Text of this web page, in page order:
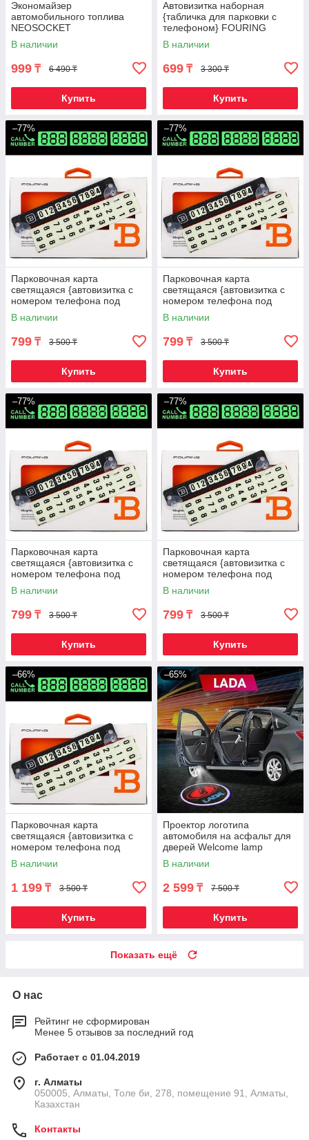
Экономайзер
автомобильного топлива
NEOSOCKET
В наличии
999 ₸ 6 490 ₸
Купить
Автовизитка наборная
{табличка для парковки с
телефоном} FOURING
DA658
В наличии
699 ₸ 3 300 ₸
Купить
–77%
Парковочная карта
светящаяся {автовизитка с
номером телефона под
стекло} FOURING B
(Красный)
В наличии
799 ₸ 3 500 ₸
Купить
–77%
Парковочная карта
светящаяся {автовизитка с
номером телефона под
стекло} FOURING B
(Серебряный)
В наличии
799 ₸ 3 500 ₸
Купить
–77%
Парковочная карта
светящаяся {автовизитка с
номером телефона под
стекло} FOURING B
(Золотая)
В наличии
799 ₸ 3 500 ₸
Купить
–77%
Парковочная карта
светящаяся {автовизитка с
номером телефона под
стекло} FOURING B
(Зеленый)
В наличии
799 ₸ 3 500 ₸
Купить
–66%
Парковочная карта
светящаяся {автовизитка с
номером телефона под
стекло} FOURING B (Синий)
В наличии
1 199 ₸ 3 500 ₸
Купить
–65%
Проектор логотипа
автомобиля на асфальт для
дверей Welcome lamp
{беспроводной комплект из
2шт.} (LADA)
В наличии
2 599 ₸ 7 500 ₸
Купить
Показать ещё
О нас
Рейтинг не сформирован
Менее 5 отзывов за последний год
Работает с 01.04.2019
г. Алматы
050005, Алматы, Толе би, 278, помещение 91, Алматы,
Казахстан
Контакты